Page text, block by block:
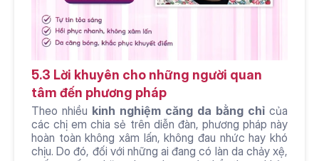
5.3 Lời khuyên cho những người quan
tâm đến phương pháp
Theo nhiều kinh nghiệm căng da bằng chỉ của
các chị em chia sẻ trên diễn đàn, phương pháp này
hoàn toàn không xâm lấn, không đau nhức hay khó
chịu. Do đó, đối với những ai đang có làn da chảy xệ,